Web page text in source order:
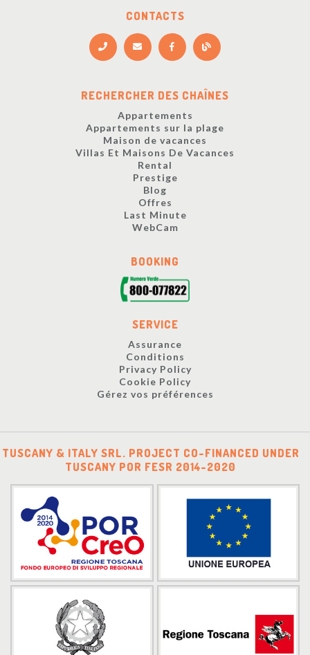
CONTACTS
RECHERCHER DES CHAÎNES
Appartements
Appartements sur la plage
Maison de vacances
Villas Et Maisons De Vacances
Rental
Prestige
Blog
Offres
Last Minute
WebCam
BOOKING
SERVICE
Assurance
Conditions
Privacy Policy
Cookie Policy
Gérez vos préférences
TUSCANY & ITALY SRL. PROJECT CO-FINANCED UNDER
TUSCANY POR FESR 2014-2020